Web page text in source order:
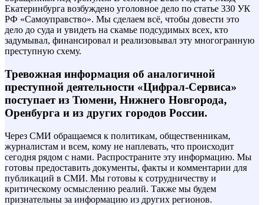
Екатеринбурга возбуждено уголовное дело по статье 330 УК
РФ «Самоуправство». Мы сделаем всё, чтобы довести это
дело до суда и увидеть на скамье подсудимых всех, кто
задумывал, финансировал и реализовывал эту многогранную
преступную схему.
Тревожная информация об аналогичной
преступной деятельности «Цифрал-Сервиса»
поступает из Тюмени, Нижнего Новгорода,
Оренбурга и из других городов России.
Через СМИ обращаемся к политикам, общественникам,
журналистам и всем, кому не наплевать, что происходит
сегодня рядом с нами. Распространите эту информацию. Мы
готовы предоставить документы, факты и комментарии для
публикаций в СМИ. Мы готовы к сотрудничеству и
критическому осмыслению реалий. Также мы будем
признательны за информацию из других регионов.